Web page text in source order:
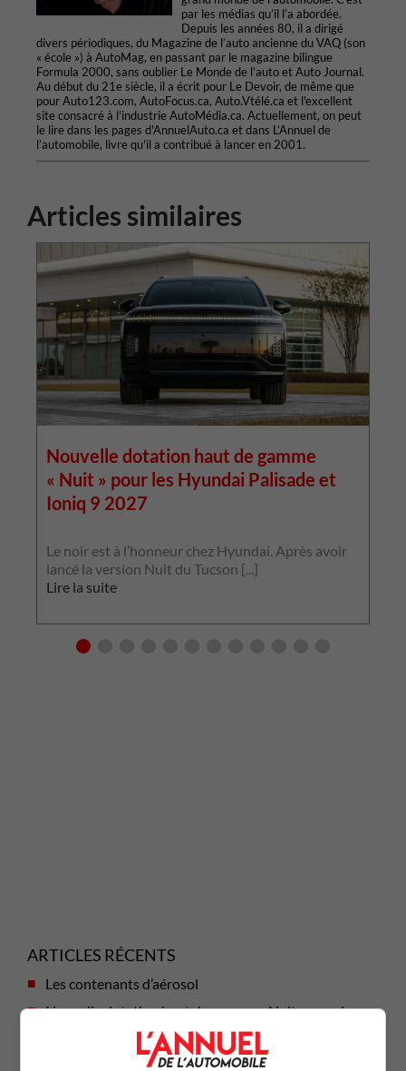
ARTICLES RÉCENTS
Les contenants d’aérosol
Nouvelle dotation haut de gamme « Nuit » pour les
Hyundai Palisade et Ioniq 9 2027
La Chevrolet Camaro reviendra en 2029 avec 4 portes
par les médias qu’il l’a abordée.
Depuis les années 80, il a dirigé
divers périodiques, du Magazine de l’auto ancienne du VAQ (son
« école ») à AutoMag, en passant par le magazine bilingue
Formula 2000, sans oublier Le Monde de l’auto et Auto Journal.
Au début du 21e siècle, il a écrit pour Le Devoir, de même que
pour Auto123.com, AutoFocus.ca, Auto.Vtélé.ca et l'excellent
site consacré à l'industrie AutoMédia.ca. Actuellement, on peut
le lire dans les pages d'AnnuelAuto.ca et dans L’Annuel de
l’automobile, livre qu'il a contribué à lancer en 2001.
Articles similaires
Nouvelle dotation haut de gamme
« Nuit » pour les Hyundai Palisade et
Ioniq 9 2027
Le noir est à l’honneur chez Hyundai. Après avoir
lancé la version Nuit du Tucson [...]
Lire la suite